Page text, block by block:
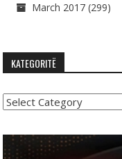
March 2017 (299)
KATEGORITË
Kategoritë